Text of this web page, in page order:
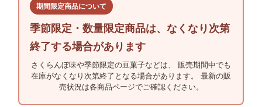
期間限定商品について
季節限定・数量限定商品は、なくなり次第
終了する場合があります
さくらんぼ味や季節限定の豆菓子などは、 販売期間中でも
在庫がなくなり次第終了となる場合があります。 最新の販
売状況は各商品ページでご確認ください。